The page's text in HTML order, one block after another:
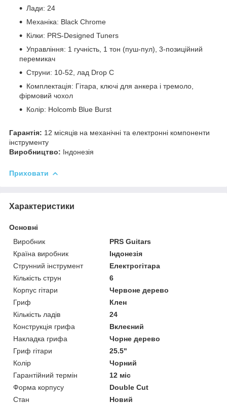
Лади: 24
Механіка: Black Chrome
Кілки: PRS-Designed Tuners
Управління: 1 гучність, 1 тон (пуш-пул), 3-позиційний
перемикач
Струни: 10-52, лад Drop C
Комплектація: Гітара, ключі для анкера і тремоло,
фірмовий чохол
Колір: Holcomb Blue Burst
Гарантія: 12 місяців на механічні та електронні компоненти
інструменту
Виробництво: Індонезія
Приховати
Характеристики
Основні
Виробник
PRS Guitars
Країна виробник
Індонезія
Струнний інструмент
Електрогітара
Кількість струн
6
Корпус гітари
Червоне дерево
Гриф
Клен
Кількість ладів
24
Конструкція грифа
Вклеєний
Накладка грифа
Чорне дерево
Гриф гітари
25.5"
Колір
Чорний
Гарантійний термін
12 міс
Форма корпусу
Double Cut
Стан
Новий